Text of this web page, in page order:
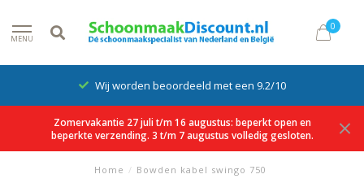
MENU
0
Wij worden beoordeeld met een 9.2/10
Zomervakantie 27 juli t/m 16 augustus: beperkt open en
beperkte verzending. 3 t/m 7 augustus volledig gesloten.
Home / Bowden kabel swingo 750